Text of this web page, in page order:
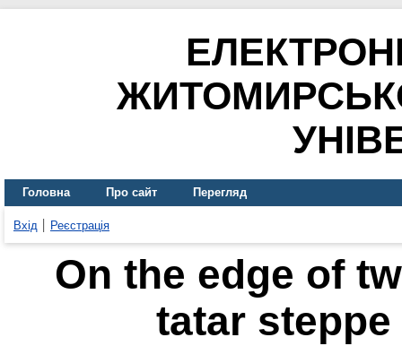
Головна Про сайт Перегляд
Вхід Реєстрація
On the edge of
tatar